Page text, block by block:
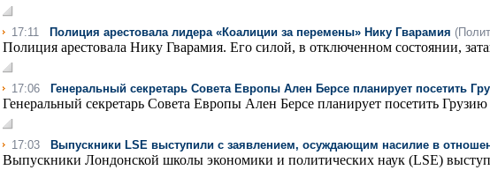
17:11 Полиция арестовала лидера «Коалиции за перемены» Нику Гварамия
Полиция арестовала Нику Гварамия. Его силой, в отключенном состоянии,
17:06 Генеральный секретарь Совета Европы Ален Берсе планирует посетить
Генеральный секретарь Совета Европы Ален Берсе планирует посетить
17:03 Выпускники LSE выступили с заявлением, осуждающим насилие в
Выпускники Лондонской школы экономики и политических наук (LSE)